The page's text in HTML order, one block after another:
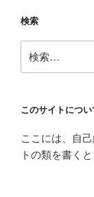
検索
索:
このサイトについ
ここには、自
トの類を書く